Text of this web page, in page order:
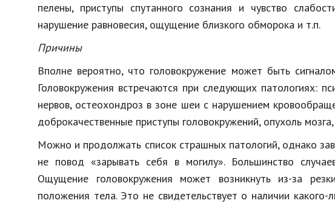
пелены, приступы спутанного сознания и чувство
нарушение равновесия, ощущение близкого обморока и т.п.
Причины
Вполне вероятно, что головокружение может быть
Головокружения встречаются при следующих патологиях:
нервов, остеохондроз в зоне шеи с нарушением
доброкачественные приступы головокружений, опухоль
Можно и продолжать список страшных патологий, однако
не повод «зарывать себя в могилу». Большинство
Ощущение головокружения может возникнуть из-за
положения тела. Это не свидетельствует о наличии